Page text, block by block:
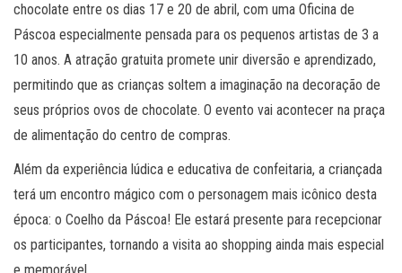
chocolate entre os dias 17 e 20 de abril, com uma Oficina de
Páscoa especialmente pensada para os pequenos artistas de 3 a
10 anos. A atração gratuita promete unir diversão e aprendizado,
permitindo que as crianças soltem a imaginação na decoração de
seus próprios ovos de chocolate. O evento vai acontecer na praça
de alimentação do centro de compras.
Além da experiência lúdica e educativa de confeitaria, a criançada
terá um encontro mágico com o personagem mais icônico desta
época: o Coelho da Páscoa! Ele estará presente para recepcionar
os participantes, tornando a visita ao shopping ainda mais especial